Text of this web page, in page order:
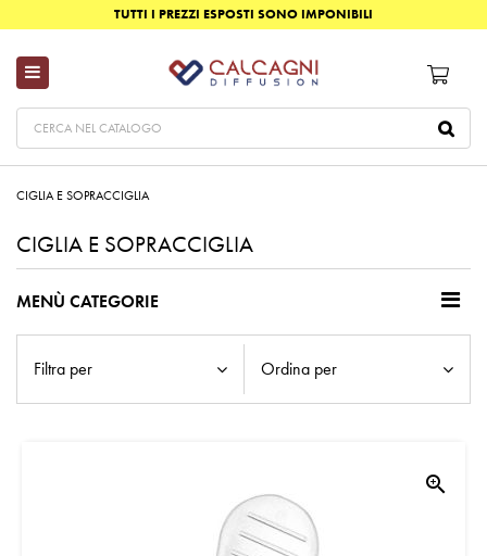
TUTTI I PREZZI ESPOSTI SONO IMPONIBILI
CIGLIA E SOPRACCIGLIA
CIGLIA E SOPRACCIGLIA
MENÙ CATEGORIE
Filtra per Ordina per
zoom_in